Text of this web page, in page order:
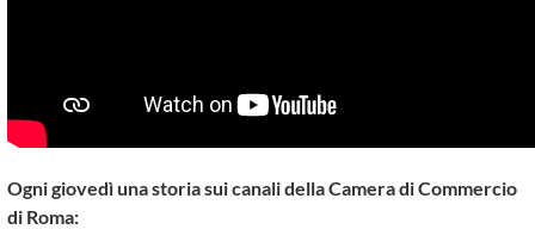
Ogni giovedì una storia sui canali della Camera di Commercio
di Roma: